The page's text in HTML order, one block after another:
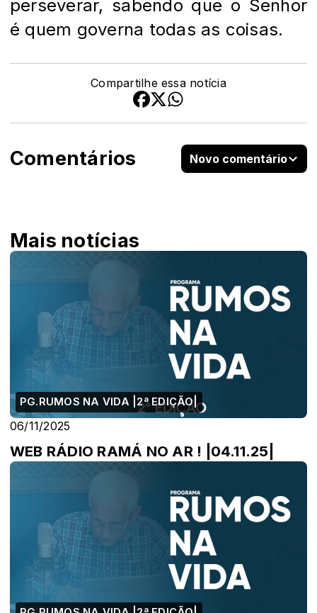
perseverar, sabendo que o Senhor
é quem governa todas as coisas.
Compartilhe essa notícia
Comentários Novo comentário
Mais notícias
PG.RUMOS NA VIDA |2ª EDIÇÃO|
06/11/2025
WEB RÁDIO RAMÁ NO AR ! |04.11.25|